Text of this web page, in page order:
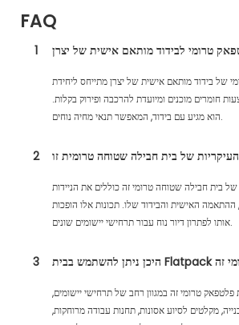
FAQ
1
של בידוד מותאם אישית של יצרן מתייחס ליחידת
חומרים מוכנים ומיועדת להרכבה ופירוק בקלות.
הוא מגיע עם בידוד, המאפשר תנאי מחיה נוחים.
2
של בית חבילה שטוחה טרומי זה כוללים את הניידות
האישית והבידוד שלו. תכונות אלו הופכות
אותו לפתרון דיור נוח עבור תרחישי יישומים שונים.
3
טרומי זה במגוון רחב של תרחישי יישומים,
מקלטים לסיוע אסונות, תחנות עבודה מרוחקות,